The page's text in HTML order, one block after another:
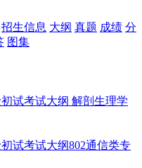
招生信息 大纲 真题 成绩 分
图集
试考试大纲 解剖生理学
试考试大纲802通信类专